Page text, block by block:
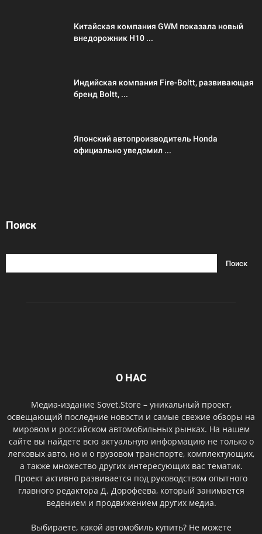
Китайская компания GWM показала новый
внедорожник H10 ...
Индийская компания Fire-Boltt, развивающая
бренд Boltt, ...
Японский автопроизводитель Honda
официально уведомил ...
Поиск
О НАС
Медиа-издание Sovet.Store – уникальный проект,
освещающий последние новости и самые свежие обзоры на
мировом и российском автомобильных рынках. На нашем
сайте вы найдете всю актуальную информацию не только о
легковых авто, но и о грузовом транспорте, комплектующих,
а также множество других интересующих вас тематик.
Проект активно развивается под руководством опытного
главного редактора Д. Дорофеева, который занимается
ведением и продвижением других медиа.
Выбираете, какой автомобиль купить? Не можете